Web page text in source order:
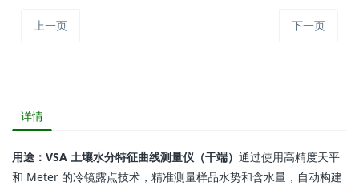
上一页 下一页
详情
用途：VSA 土壤水分特征曲线测量仪（干端） 通过使用高精度天平
和 Meter 的冷镜露点技术，精准测量样品水势和含水量，自动构建